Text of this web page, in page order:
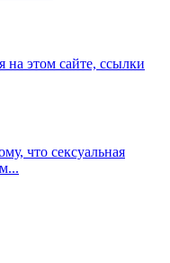
на этом сайте, ссылки
что сексуальная